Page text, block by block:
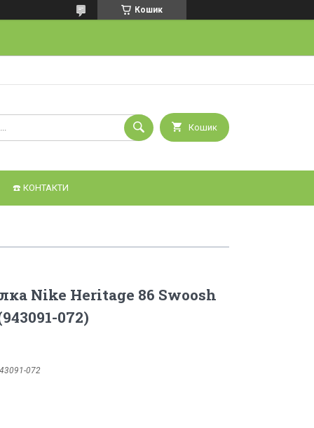
Кошик
Кошик
☎️ КОНТАКТИ
Nike Heritage 86 Swoosh
072)
072